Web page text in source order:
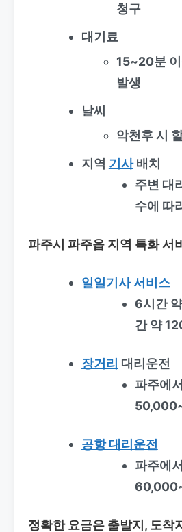
청구
대기료
15~20분
발생
날씨
악천후 시
지역 기사배치
주변 대
수에 따
파주시 파주읍 지역 특화 서
일일기사 서비스
6시간
간 약
장거리 대리운전
파주에
공항 대리운전
파주에
정확한 요금은 출발지, 도착